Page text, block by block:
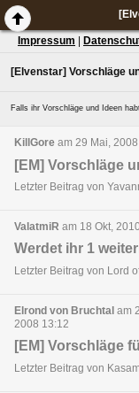
Impressum
[Elvenstar] Vorschläge
Falls ihr Vorschläge und Ideen
KillGore am 29 Mai,
[EM] Vorschläge
Letzter Beitrag von
ValatmiR am 18 Okt,
Werdet ihr 1
Letzter Beitrag von Lord
Elrond von Bruchtal am
2008 13:12
[EM] Vorschläge
Letzter Beitrag von